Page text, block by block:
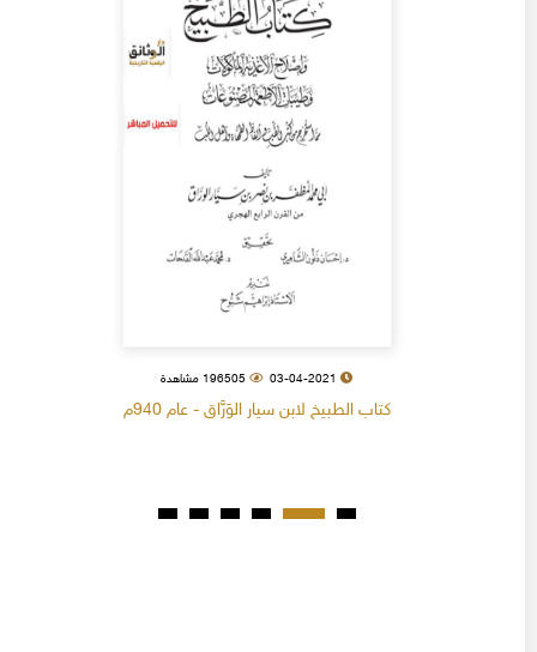
03-04-2021 196505 مشاهدة
كتاب الطبيخ لابن سيار الوَرَّاق - عام 940م